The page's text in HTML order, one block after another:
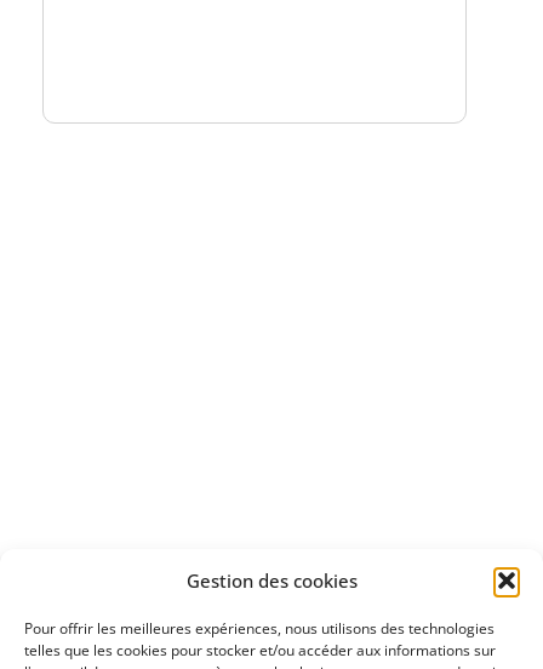
Gestion des cookies
Pour offrir les meilleures expériences, nous utilisons des technologies
telles que les cookies pour stocker et/ou accéder aux informations sur
Découvrez